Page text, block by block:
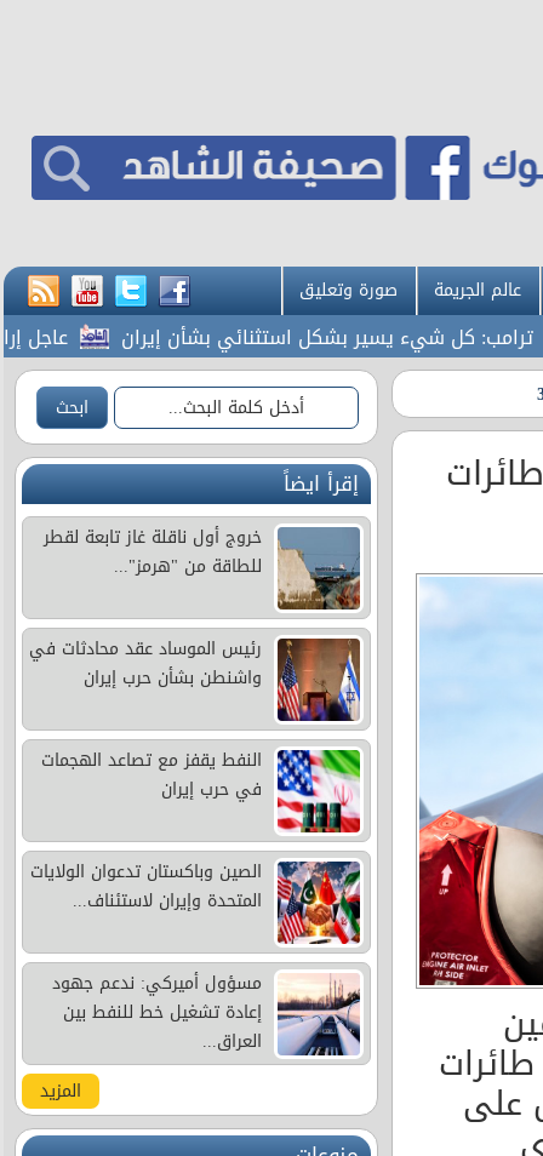
عالم الجريمة صورة وتعليق
كل شيء يسير بشكل استثنائي بشأن إيران عاجل
على
إقرأ ايضاً
خروج أول ناقلة غاز تابعة لقطر
للطاقة من "هرمز"...
رئيس الموساد عقد محادثات في
واشنطن بشأن حرب إيران
النفط يقفز مع تصاعد الهجمات
في حرب إيران
الصين وباكستان تدعوان الولايات
المتحدة وإيران لاستئناف...
مسؤول أميركي: ندعم جهود
إعادة تشغيل خط للنفط بين
العراق...
المزيد